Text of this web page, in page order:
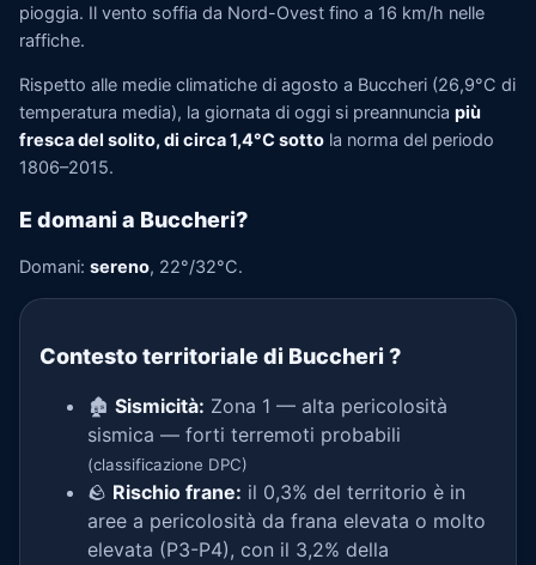
pioggia. Il vento soffia da Nord-Ovest fino a 16 km/h nelle
raffiche.
Rispetto alle medie climatiche di agosto a Buccheri (26,9°C di
temperatura media), la giornata di oggi si preannuncia più
fresca del solito, di circa 1,4°C sotto la norma del periodo
1806–2015.
E domani a Buccheri?
Domani: sereno, 22°/32°C.
Contesto territoriale di Buccheri ?
🏚️ Sismicità: Zona 1 — alta pericolosità
sismica — forti terremoti probabili
(classificazione DPC)
🪨 Rischio frane: il 0,3% del territorio è in
aree a pericolosità da frana elevata o molto
elevata (P3-P4), con il 3,2% della